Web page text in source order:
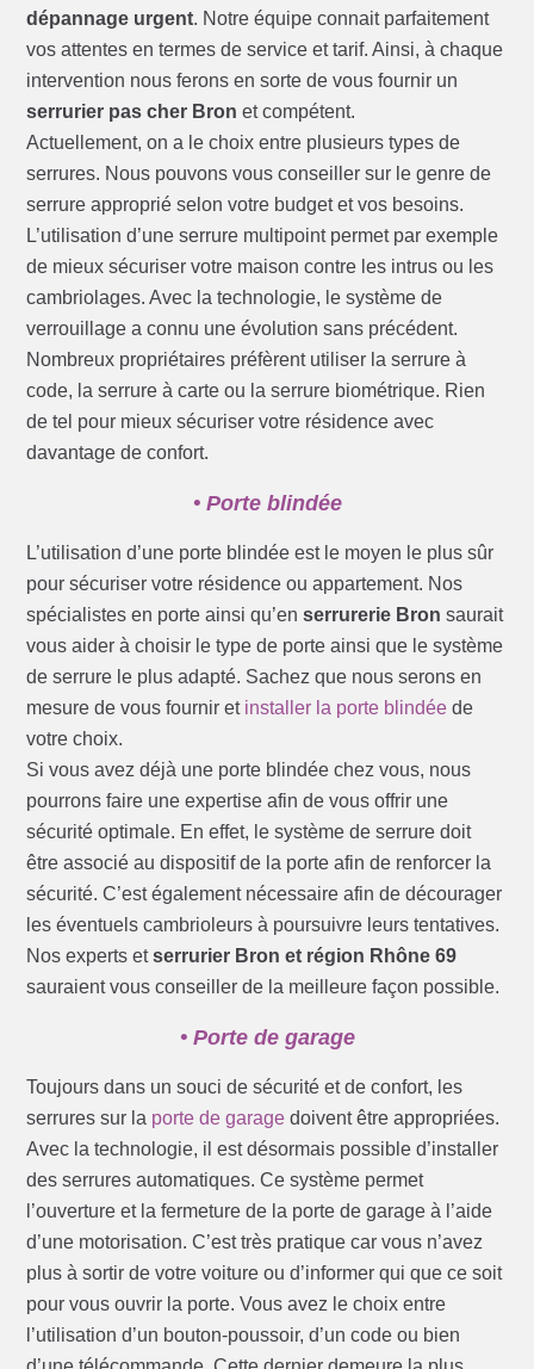
dépannage urgent. Notre équipe connait parfaitement
vos attentes en termes de service et tarif. Ainsi, à chaque
intervention nous ferons en sorte de vous fournir un
serrurier pas cher Bron et compétent.
Actuellement, on a le choix entre plusieurs types de
serrures. Nous pouvons vous conseiller sur le genre de
serrure approprié selon votre budget et vos besoins.
L’utilisation d’une serrure multipoint permet par exemple
de mieux sécuriser votre maison contre les intrus ou les
cambriolages. Avec la technologie, le système de
verrouillage a connu une évolution sans précédent.
Nombreux propriétaires préfèrent utiliser la serrure à
code, la serrure à carte ou la serrure biométrique. Rien
de tel pour mieux sécuriser votre résidence avec
davantage de confort.
• Porte blindée
L’utilisation d’une porte blindée est le moyen le plus sûr
pour sécuriser votre résidence ou appartement. Nos
spécialistes en porte ainsi qu’enserrurerie Bron saurait
vous aider à choisir le type de porte ainsi que le système
de serrure le plus adapté. Sachez que nous serons en
mesure de vous fournir et installer la porte blindée de
votre choix.
Si vous avez déjà une porte blindée chez vous, nous
pourrons faire une expertise afin de vous offrir une
sécurité optimale. En effet, le système de serrure doit
être associé au dispositif de la porte afin de renforcer la
sécurité. C’est également nécessaire afin de décourager
les éventuels cambrioleurs à poursuivre leurs tentatives.
Nos experts etserrurier Bron et région Rhône 69
sauraient vous conseiller de la meilleure façon possible.
• Porte de garage
Toujours dans un souci de sécurité et de confort, les
serrures sur la porte de garage doivent être appropriées.
Avec la technologie, il est désormais possible d’installer
des serrures automatiques. Ce système permet
l’ouverture et la fermeture de la porte de garage à l’aide
d’une motorisation. C’est très pratique car vous n’avez
plus à sortir de votre voiture ou d’informer qui que ce soit
pour vous ouvrir la porte. Vous avez le choix entre
l’utilisation d’un bouton-poussoir, d’un code ou bien